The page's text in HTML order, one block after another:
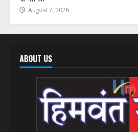
August 7, 2026
ABOUT US